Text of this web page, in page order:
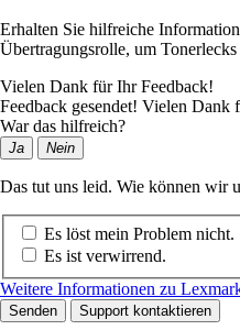
Erhalten Sie hilfreiche
Übertragungsrolle, um
Vielen Dank für Ihr Feedback!
Feedback gesendet! Vielen Dank
War das hilfreich?
Ja Nein
Das tut uns leid. Wie können wir
Es löst mein Problem nicht.
Es ist verwirrend.
Weitere Informationen zu
Senden Support kontaktieren